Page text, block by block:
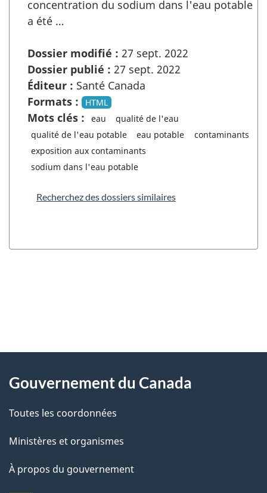
concentration du sodium dans l'eau potable
a été …
Dossier modifié : 27 sept. 2022
Dossier publié : 27 sept. 2022
Éditeur : Santé Canada
Formats :
HTML
Mots clés : eau
qualité de l'eau
qualité de l'eau potable
eau potable
contaminants
exposition aux contaminants
sodium dans l'eau potable
Recherchez des dossiers similaires
D
t
a
l
s
propos
ce
site
Gouvernement du Canada
Toutes les coordonnées
Ministères et organismes
À propos du gouvernement